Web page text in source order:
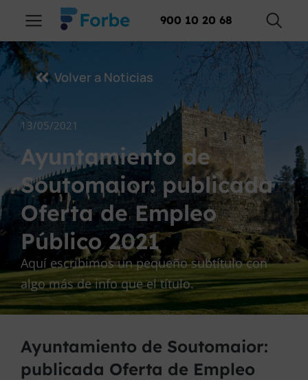
900 10 20 68
Volver a Noticias
13/05/2021
Ayuntamiento de
Soutomaior: publicada
Oferta de Empleo
Público 2021
Aquí escribimos un pequeño subtítulo con
algo más de info que el título.
Ayuntamiento de Soutomaior:
publicada Oferta de Empleo